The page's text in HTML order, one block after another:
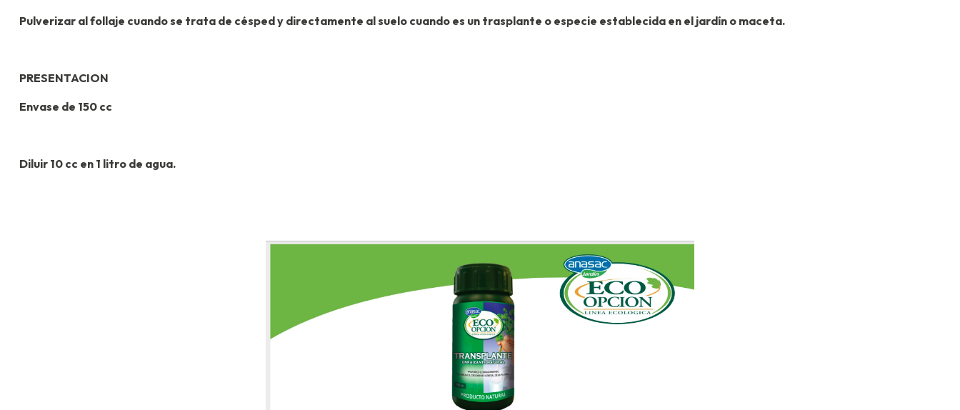
Pulverizar al follaje cuando se trata de césped y directamente al suelo cuando es un trasplante o especie establecida en el jardín o maceta.
PRESENTACION
Envase de 150 cc
Diluir 10 cc en 1 litro de agua.